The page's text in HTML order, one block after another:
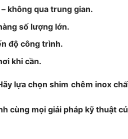
không qua trung gian.
số lượng lớn.
độ công trình.
khi cần.
lựa chọn shim chêm inox
cùng mọi giải pháp kỹ thuật